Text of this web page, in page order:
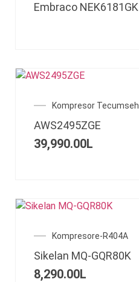
Embraco NEK6181GK
Kompresor Tecumseh
AWS2495ZGE
39,990.00L
Kompresore-R404A
Sikelan MQ-GQR80K
8,290.00L